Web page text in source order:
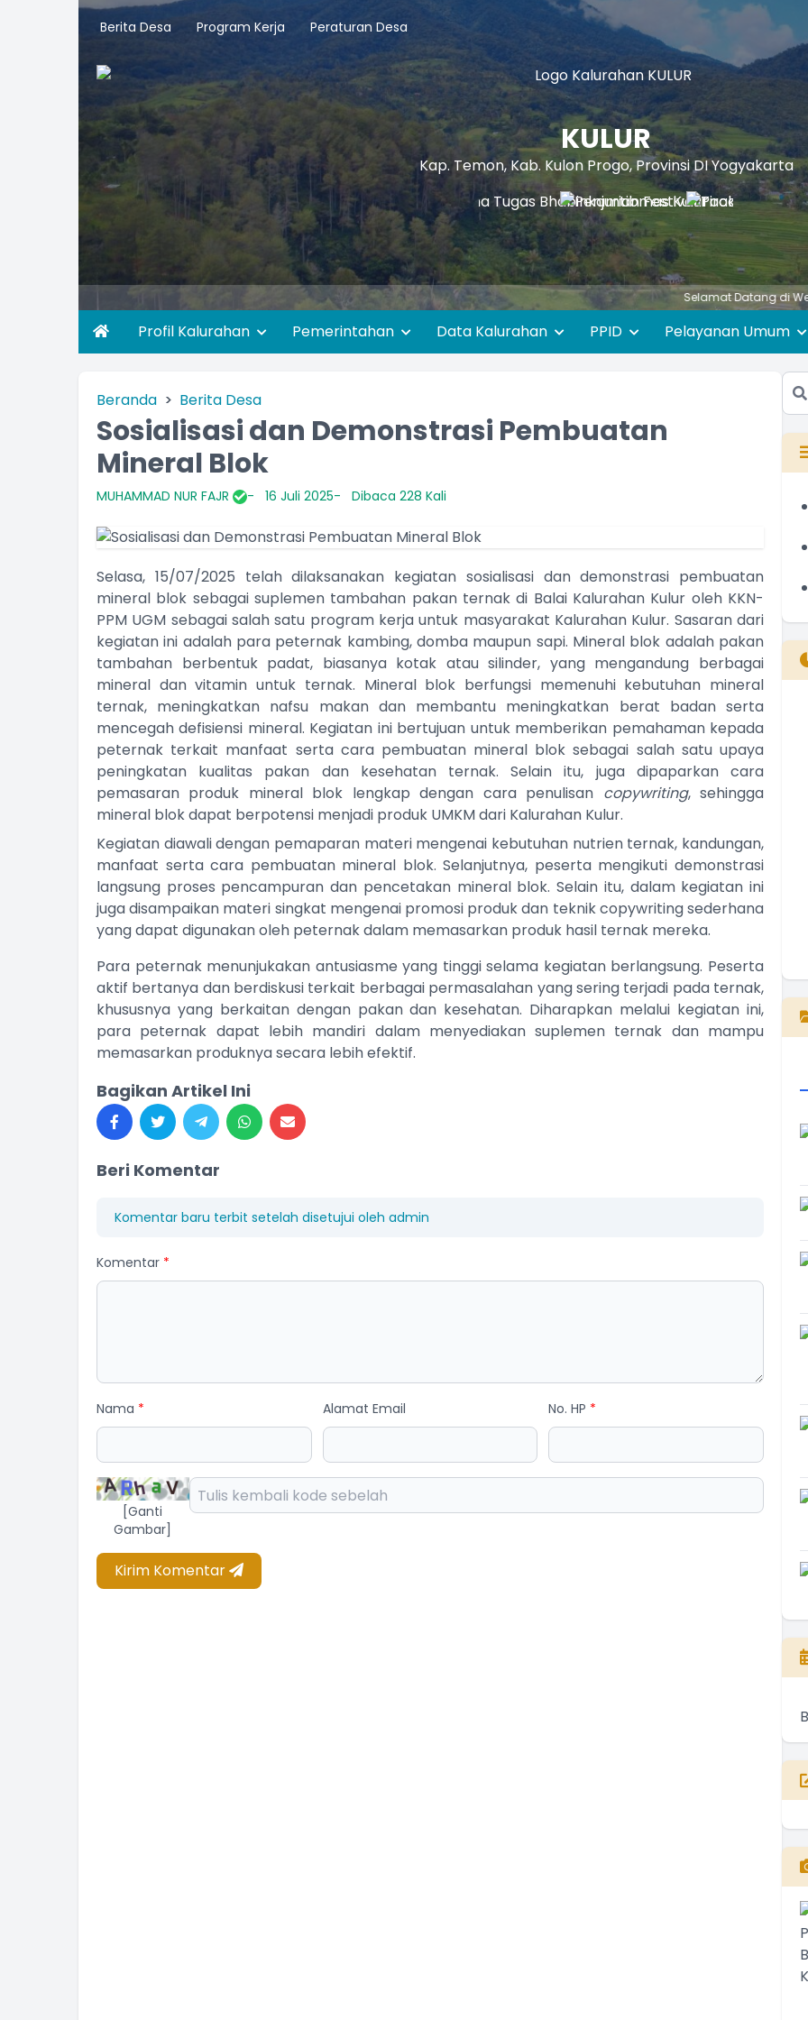
Berita Desa Program Kerja Peraturan Desa
KULUR
Kap. Temon, Kab. Kulon Progo, Provinsi DI Yogyakarta
Selamat Datang di Website
Profil Kalurahan Pemerintahan Data Kalurahan PPID Pelayanan Umum
Beranda Berita Desa
Sosialisasi dan Demonstrasi Pembuatan
Mineral Blok
MUHAMMAD NUR FAJR 16 Juli 2025 Dibaca 228 Kali
Selasa, 15/07/2025 telah dilaksanakan kegiatan sosialisasi dan demonstrasi pembuatan
mineral blok sebagai suplemen tambahan pakan ternak di Balai Kalurahan Kulur oleh KKN-
PPM UGM sebagai salah satu program kerja untuk masyarakat Kalurahan Kulur. Sasaran dari
kegiatan ini adalah para peternak kambing, domba maupun sapi. Mineral blok adalah pakan
tambahan berbentuk padat, biasanya kotak atau silinder, yang mengandung berbagai
mineral dan vitamin untuk ternak. Mineral blok berfungsi memenuhi kebutuhan mineral
ternak, meningkatkan nafsu makan dan membantu meningkatkan berat badan serta
mencegah defisiensi mineral. Kegiatan ini bertujuan untuk memberikan pemahaman kepada
peternak terkait manfaat serta cara pembuatan mineral blok sebagai salah satu upaya
peningkatan kualitas pakan dan kesehatan ternak. Selain itu, juga dipaparkan cara
pemasaran produk mineral blok lengkap dengan cara penulisan copywriting, sehingga
mineral blok dapat berpotensi menjadi produk UMKM dari Kalurahan Kulur.
Kegiatan diawali dengan pemaparan materi mengenai kebutuhan nutrien ternak, kandungan,
manfaat serta cara pembuatan mineral blok. Selanjutnya, peserta mengikuti demonstrasi
langsung proses pencampuran dan pencetakan mineral blok. Selain itu, dalam kegiatan ini
juga disampaikan materi singkat mengenai promosi produk dan teknik copywriting sederhana
yang dapat digunakan oleh peternak dalam memasarkan produk hasil ternak mereka.
Para peternak menunjukakan antusiasme yang tinggi selama kegiatan berlangsung. Peserta
aktif bertanya dan berdiskusi terkait berbagai permasalahan yang sering terjadi pada ternak,
khususnya yang berkaitan dengan pakan dan kesehatan. Diharapkan melalui kegiatan ini,
para peternak dapat lebih mandiri dalam menyediakan suplemen ternak dan mampu
memasarkan produknya secara lebih efektif.
Bagikan Artikel Ini
Beri Komentar
Komentar baru terbit setelah disetujui oleh admin
Komentar *
Nama * Alamat Email No. HP *
[Ganti
Gambar]
Kirim Komentar